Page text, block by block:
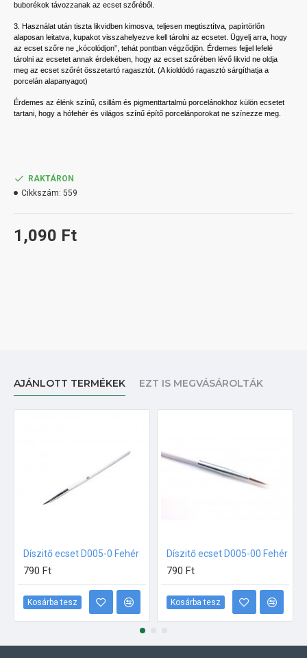
buborékok távozzanak az ecset szőréből.
3. Használat után tiszta likvidben kimosva, teljesen megtisztítva, papírtörlőn
alaposan leitatva, kupakot visszahelyezve kell tárolni az ecsetet. Ügyelj arra, hogy
az ecset szőre ne „kócolódjon”, tehát pontban végződjön. Érdemes fejjel lefelé
tárolni az ecsetet annak érdekében, hogy az ecset szőrében lévő likvid ne oldja
meg az ecset szőrét összetartó ragasztót. (A kioldódó ragasztó sárgíthatja a
porcelán alapanyagot)
Érdemes az élénk színű, csillám és pigmenttartalmú porcelánokhoz külön ecsetet
tartani, hogy a hófehér és világos színű építő porcelánporokat ne színezze meg.
1,090 Ft
RAKTÁRON
Cikkszám: 559
AJÁNLOTT TERMÉKEK EZT IS MEGVÁSÁROLTÁK
Díszitő ecset D005-0 Fehér
790 Ft
Kosárba tesz
Díszitő ecset D005-00 Fehér
790 Ft
Kosárba tesz